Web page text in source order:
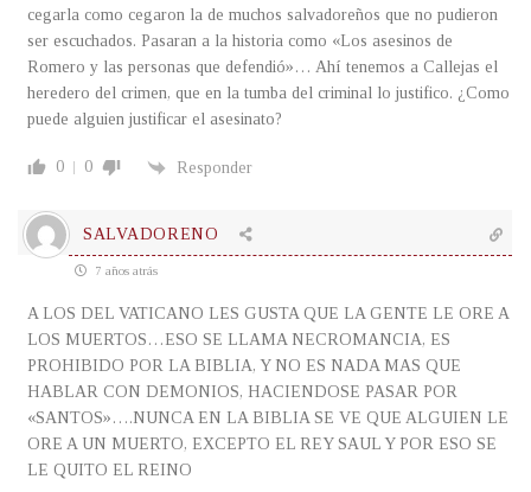
cegarla como cegaron la de muchos salvadoreños que no pudieron
ser escuchados. Pasaran a la historia como «Los asesinos de
Romero y las personas que defendió»… Ahí tenemos a Callejas el
heredero del crimen, que en la tumba del criminal lo justifico. ¿Como
puede alguien justificar el asesinato?
0 0 Responder
SALVADORENO
7 años atrás
A LOS DEL VATICANO LES GUSTA QUE LA GENTE LE ORE A
LOS MUERTOS…ESO SE LLAMA NECROMANCIA, ES
PROHIBIDO POR LA BIBLIA, Y NO ES NADA MAS QUE
HABLAR CON DEMONIOS, HACIENDOSE PASAR POR
«SANTOS»….NUNCA EN LA BIBLIA SE VE QUE ALGUIEN LE
ORE A UN MUERTO, EXCEPTO EL REY SAUL Y POR ESO SE
LE QUITO EL REINO